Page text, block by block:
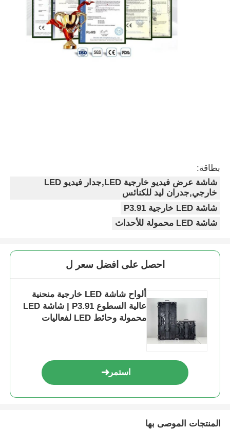
بطاقة:
شاشة عرض فيديو خارجية LED,جدار فيديو LED
خارجي,جدران ليد للكنائس
شاشة LED خارجية P3.91
شاشة LED محمولة للأحداث
احصل على افضل سعر ل
ألواح شاشة LED خارجية منحنية
عالية السطوع P3.91 | شاشة LED
محمولة وحائط LED لفعاليات
استمر
المنتجات الموصى بها